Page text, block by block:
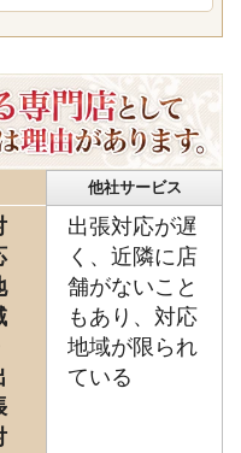
他社サービス
出張対応が遅
く、近隣に店
舗がないこと
もあり、対応
地域が限られ
ている